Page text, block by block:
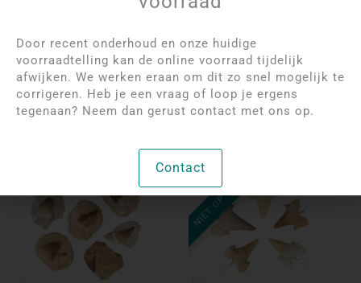
Hanger | 2 cm
Per stuk
Bekijk product
Per stuk
Bekijk product
NIET OP VOORRAAD
Door recent onderhoud en onze huidige
voorraadtelling kan de online voorraad tijdelijk
afwijken. We werken eraan om dit zo snel mogelijk te
corrigeren. Heb je een vraag of loop je ergens
tegenaan? Neem dan gerust contact met ons op.
Contact